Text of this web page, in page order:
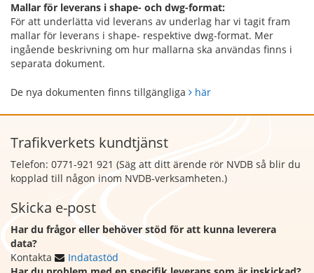
Mallar för leverans i shape- och dwg-format:
För att underlätta vid leverans av underlag har vi tagit fram
mallar för leverans i shape- respektive dwg-format. Mer
ingående beskrivning om hur mallarna ska användas finns i
separata dokument.
De nya dokumenten finns tillgängliga här
Trafikverkets kundtjänst
Telefon: 0771-921 921 (Säg att ditt ärende rör NVDB så blir du
kopplad till någon inom NVDB-verksamheten.)
Skicka e-post
Har du frågor eller behöver stöd för att kunna leverera
data?
Kontakta
Indatastöd